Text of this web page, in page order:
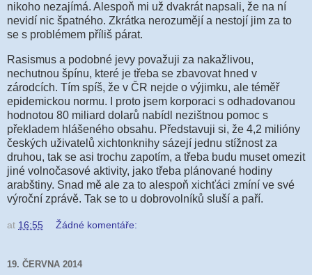
nikoho nezajímá. Alespoň mi už dvakrát napsali, že na ní
nevidí nic špatného. Zkrátka nerozumějí a nestojí jim za to
se s problémem příliš párat.
Rasismus a podobné jevy považuji za nakažlivou,
nechutnou špínu, které je třeba se zbavovat hned v
zárodcích. Tím spíš, že v ČR nejde o výjimku, ale téměř
epidemickou normu. I proto jsem korporaci s odhadovanou
hodnotou 80 miliard dolarů nabídl nezištnou pomoc s
překladem hlášeného obsahu. Představuji si, že 4,2 milióny
českých uživatelů xichtonknihy sázejí jednu stížnost za
druhou, tak se asi trochu zapotím, a třeba budu muset omezit
jiné volnočasové aktivity, jako třeba plánované hodiny
arabštiny. Snad mě ale za to alespoň xichťáci zmíní ve své
výroční zprávě. Tak se to u dobrovolníků sluší a paří.
at 16:55 Žádné komentáře:
19. ČERVNA 2014